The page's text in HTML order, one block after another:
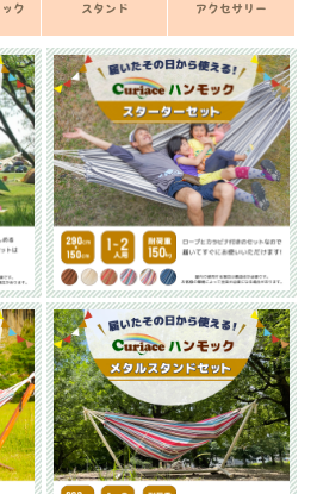
ク
スタンド
アクセサリー